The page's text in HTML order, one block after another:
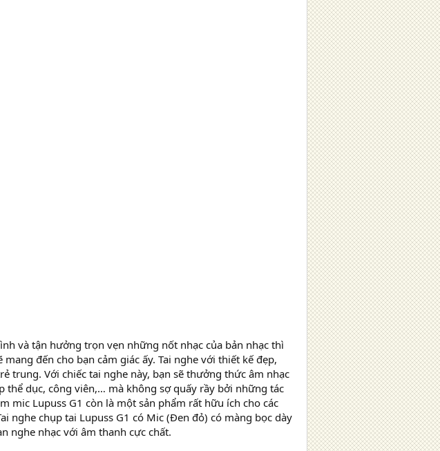
và tận hưởng trọn vẹn những nốt nhạc của bản nhạc thì
đến cho bạn cảm giác ấy. Tai nghe với thiết kế đẹp,
trung. Với chiếc tai nghe này, bạn sẽ thưởng thức âm nhạc
dục, công viên,… mà không sợ quấy rầy bởi những tác
mic Lupuss G1 còn là một sản phẩm rất hữu ích cho các
nghe chụp tai Lupuss G1 có Mic (Đen đỏ) có màng bọc dày
nghe nhạc với âm thanh cực chất.